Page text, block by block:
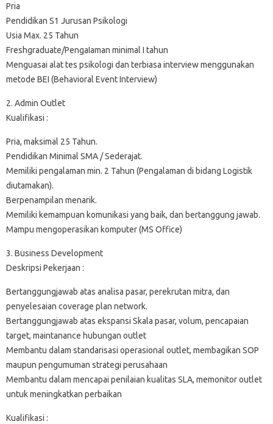
Pria
Pendidikan S1 Jurusan Psikologi
Usia Max. 25 Tahun
Freshgraduate/PengaIaman minimal I tahun
Menguasai alat tes psikologi dan terbiasa interview menggunakan
metode BEI (Behavioral Event Interview)
2. Admin Outlet
Kualifikasi :
Pria, maksimal 25 Tahun.
Pendidikan Minimal SMA / Sederajat.
Memiliki pengalaman min. 2 Tahun (Pengalaman di bidang Logistik
diutamakan).
Berpenampilan menarik.
Memiliki kemampuan komunikasi yang baik, dan bertanggung jawab.
Mampu mengoperasikan komputer (MS Office)
3. Business Development
Deskripsi Pekerjaan :
Bertanggungjawab atas analisa pasar, perekrutan mitra, dan
penyelesaian coverage plan network.
Bertanggungjawab atas ekspansi Skala pasar, volum, pencapaian
target, maintanance hubungan outlet
Membantu dalam standarisasi operasional outlet, membagikan SOP
maupun pengumuman strategi perusahaan
Membantu dalam mencapai penilaian kualitas SLA, memonitor outlet
untuk meningkatkan perbaikan
Kualifikasi :